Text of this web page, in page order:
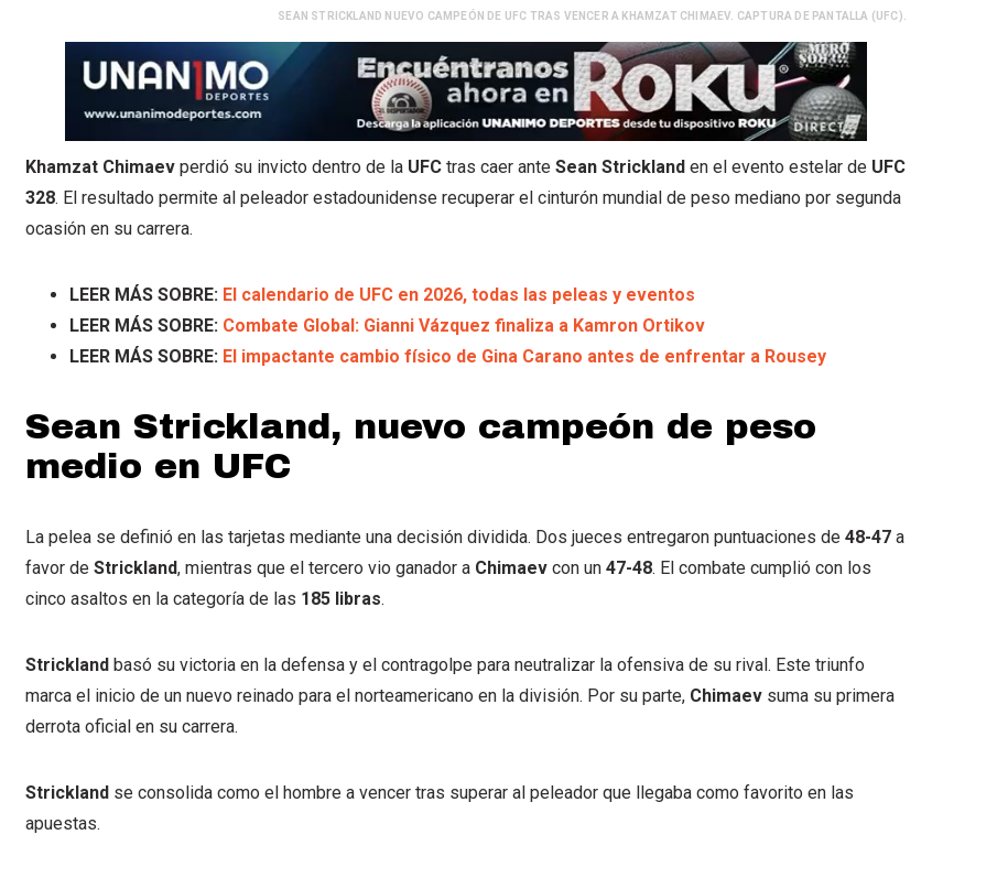
SEAN STRICKLAND NUEVO CAMPEÓN DE UFC TRAS VENCER A KHAMZAT CHIMAEV. CAPTURA DE PANTALLA (UFC).
Khamzat Chimaev perdió su invicto dentro de la UFC tras caer ante Sean Strickland en el evento estelar de UFC
328. El resultado permite al peleador estadounidense recuperar el cinturón mundial de peso mediano por segunda
ocasión en su carrera.
LEER MÁS SOBRE: El calendario de UFC en 2026, todas las peleas y eventos
LEER MÁS SOBRE: Combate Global: Gianni Vázquez finaliza a Kamron Ortikov
LEER MÁS SOBRE: El impactante cambio físico de Gina Carano antes de enfrentar a Rousey
Sean Strickland, nuevo campeón de peso
medio en UFC
La pelea se definió en las tarjetas mediante una decisión dividida. Dos jueces entregaron puntuaciones de 48-47 a
favor de Strickland, mientras que el tercero vio ganador a Chimaev con un 47-48. El combate cumplió con los
cinco asaltos en la categoría de las 185 libras.
Strickland basó su victoria en la defensa y el contragolpe para neutralizar la ofensiva de su rival. Este triunfo
marca el inicio de un nuevo reinado para el norteamericano en la división. Por su parte, Chimaev suma su primera
derrota oficial en su carrera.
Strickland se consolida como el hombre a vencer tras superar al peleador que llegaba como favorito en las
apuestas.